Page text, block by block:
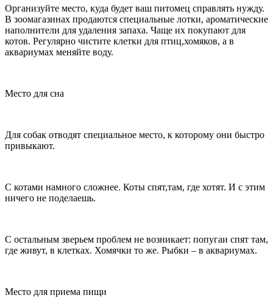
Организуйте место, куда будет ваш питомец справлять нужду.
В зоомагазинах продаются специальные лотки, ароматические
наполнители для удаления запаха. Чаще их покупают для
котов. Регулярно чистите клетки для птиц,хомяков, а в
аквариумах меняйте воду.
Место для сна
Для собак отводят специальное место, к которому они быстро
привыкают.
С котами намного сложнее. Коты спят,там, где хотят. И с этим
ничего не поделаешь.
С остальным зверьем проблем не возникает: попугаи спят там,
где живут, в клетках. Хомячки то же. Рыбки – в аквариумах.
Место для приема пищи